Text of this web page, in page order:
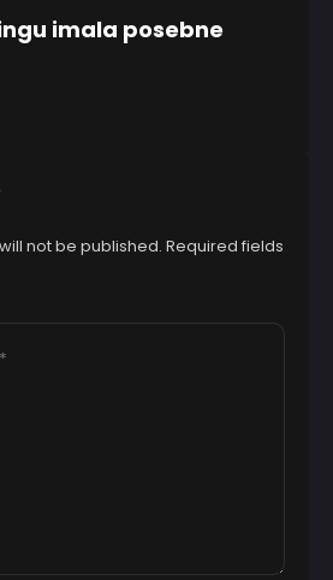
imala posebne
not be published. Required fields